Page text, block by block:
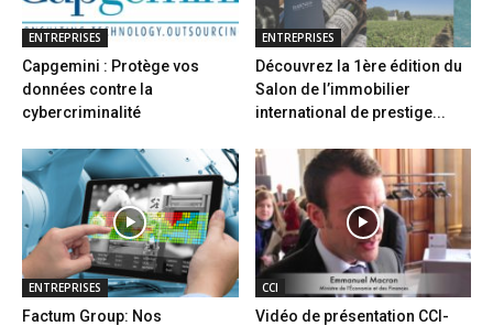
ENTREPRISES
Capgemini : Protège vos
données contre la
cybercriminalité
ENTREPRISES
Découvrez la 1ère édition du
Salon de l’immobilier
international de prestige...
ENTREPRISES
Factum Group: Nos
CCI
Vidéo de présentation CCI-